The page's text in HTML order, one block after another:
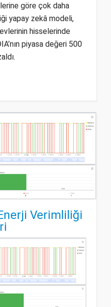
göre çok daha
yapay zekâ modeli,
hisselerinde
piyasa değeri 500
Verimliliği